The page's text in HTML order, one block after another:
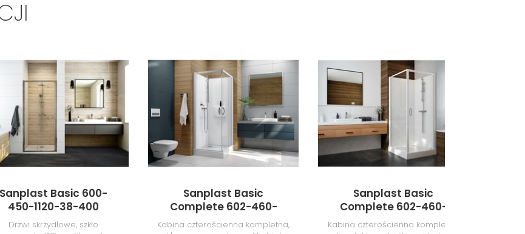
Sanplast Basic 600-
450-1120-38-400
Drzwi skrzydłowe, szkło
Sanplast Basic
Complete 602-460-
0120-01-4H0
Kabina czterościenna kompletna,
Sanplast Basic
Complete 602-460-
0230-01-4B0
Kabina czterościenna kompletna